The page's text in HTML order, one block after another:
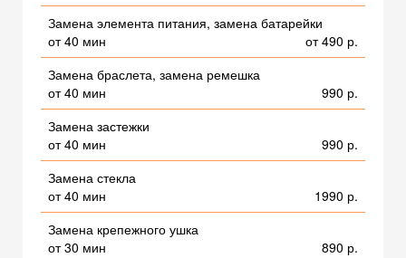
Замена элемента питания, замена батарейки
от 40 мин
от 490 р.
Замена браслета, замена ремешка
от 40 мин
990 р.
Замена застежки
от 40 мин
990 р.
Замена стекла
от 40 мин
1990 р.
Замена крепежного ушка
от 30 мин
890 р.